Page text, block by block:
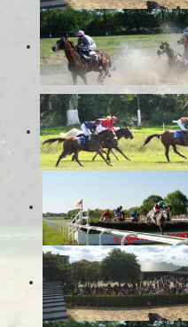
Prévention